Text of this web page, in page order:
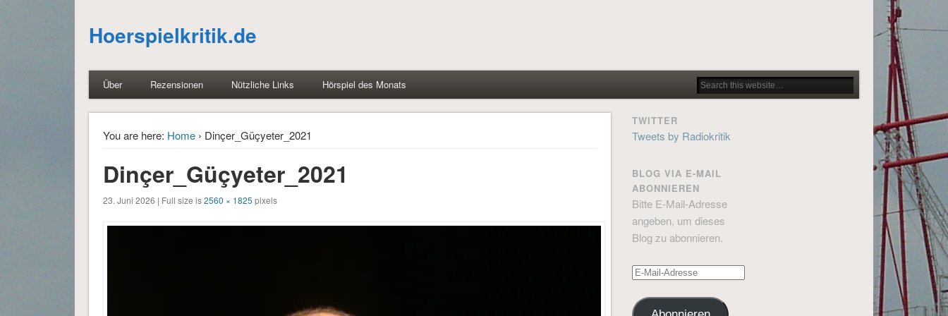
Hoerspielkritik.de
Über Rezensionen Nützliche Links Hörspiel des Monats
You are here: Home› Dinçer_Güçyeter_2021
Dinçer_Güçyeter_2021
23. Juni 2026 | Full size is2560 × 1825 pixels
TWITTER
Tweets by Radiokritik
BLOG VIA E-MAIL
ABONNIEREN
Bitte E-Mail-Adresse
angeben, um dieses
Blog zu abonnieren.
E-
Adresse